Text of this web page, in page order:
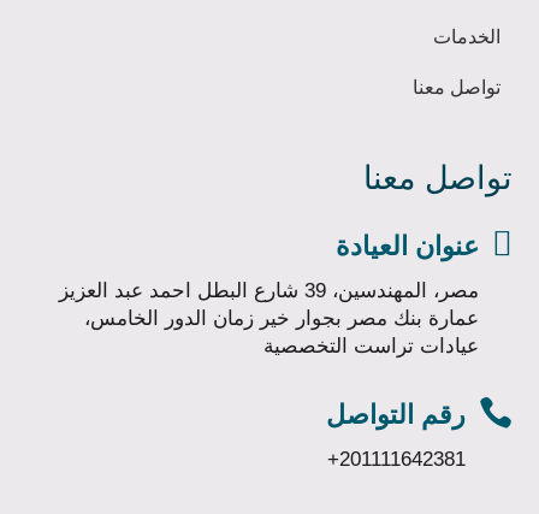
تواصل معنا
 عنوان العيادة
مصر، المهندسين، 39 شارع البطل احمد عبد العزيز
عمارة بنك مصر بجوار خير زمان الدور الخامس،
عيادات تراست التخصصية
 رقم التواصل
+201111642381
الخدمات
تواصل معنا